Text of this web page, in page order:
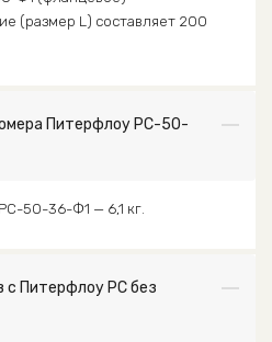
(размер L) составляет 200
Питерфлоу РС-50-
50-36-Ф1 — 6,1 кг.
с Питерфлоу РС без